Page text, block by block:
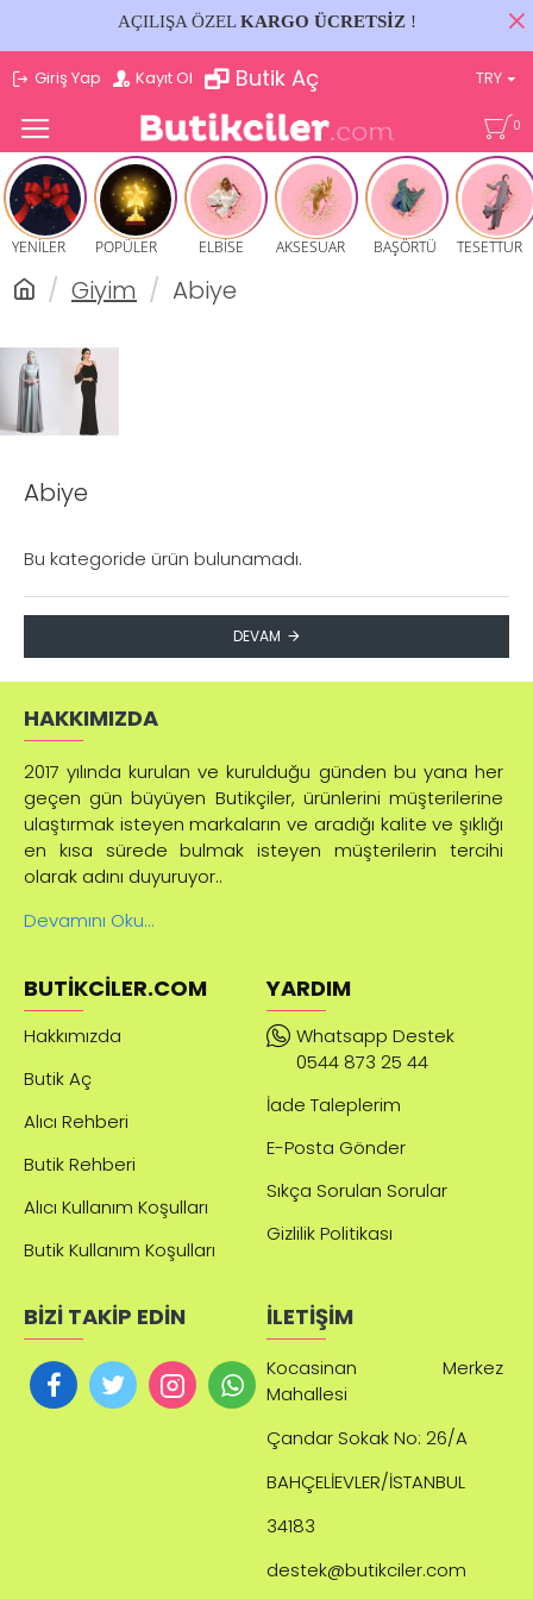
AÇILIŞA ÖZELKARGO ÜCRETSİZ!
Giriş Yap Kayıt Ol Butik Aç TRY
0
YENİLER POPÜLER ELBİSE AKSESUAR BAŞÖRTÜ TESETTUR
Giyim Abiye
Abiye
Bu kategoride ürün bulunamadı.
DEVAM
HAKKIMIZDA
2017 yılında kurulan ve kurulduğu günden bu yana her
geçen gün büyüyen Butikçiler, ürünlerini müşterilerine
ulaştırmak isteyen markaların ve aradığı kalite ve şıklığı
en kısa sürede bulmak isteyen müşterilerin tercihi
olarak adını duyuruyor..
Devamını Oku...
BUTIKCILER.COM
Hakkımızda
Butik Aç
Alıcı Rehberi
Butik Rehberi
Alıcı Kullanım Koşulları
Butik Kullanım Koşulları
YARDIM
Whatsapp Destek
0544 873 25 44
İade Taleplerim
E-Posta Gönder
Sıkça Sorulan Sorular
Gizlilik Politikası
BİZİ TAKİP EDİN İLETİŞİM
Kocasinan Merkez
Mahallesi
Çandar Sokak No: 26/A
BAHÇELİEVLER/İSTANBUL
34183
destek@butikciler.com